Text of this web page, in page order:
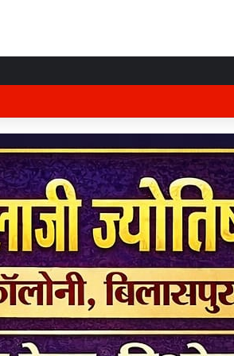
कल लेंगे विभागीय योजनाओं और विकास कार्यों की समीक्षा